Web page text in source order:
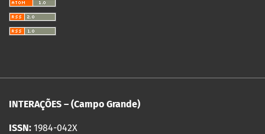
INTERAÇÕES – (Campo Grande)
ISSN: 1984-042X